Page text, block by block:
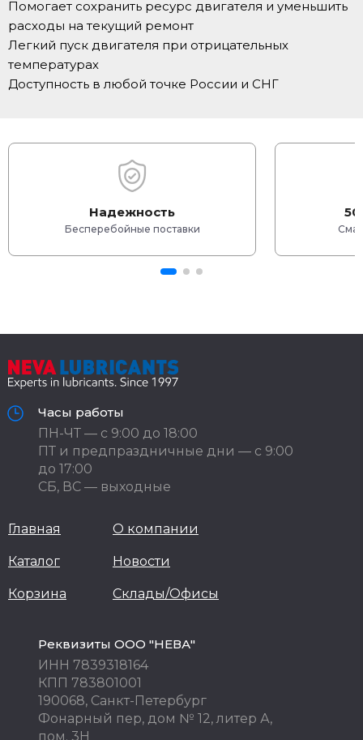
Помогает сохранить ресурс двигателя и уменьшить
расходы на текущий ремонт
Легкий пуск двигателя при отрицательных
температурах
Доступность в любой точке России и СНГ
Надежность
Бесперебойные поставки
Часы работы
ПН-ЧТ — с 9:00 до 18:00
ПТ и предпраздничные дни — с 9:00
до 17:00
СБ, ВС — выходные
Главная
Каталог
Корзина
О компании
Новости
Склады/Офисы
Реквизиты ООО "НЕВА"
ИНН 7839318164
КПП 783801001
190068, Санкт-Петербург
Фонарный пер, дом № 12, литер А,
пом. 3Н